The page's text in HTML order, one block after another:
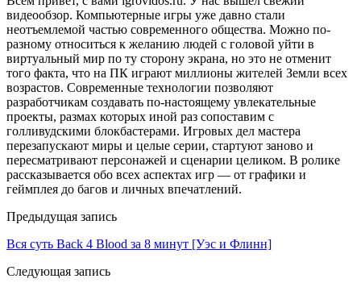
видеообзор. Компьютерные игры уже давно стали
неотъемлемой частью современного общества. Можно по-
разному относиться к желанию людей с головой уйти в
виртуальный мир по ту сторону экрана, но это не отменит
того факта, что на ПК играют миллионы жителей Земли всех
возрастов. Современные технологии позволяют
разработчикам создавать по-настоящему увлекательные
проекты, размах которых иной раз сопоставим с
голливудскими блокбастерами. Игровых дел мастера
перезапускают миры и целые серии, стартуют заново и
пересматривают персонажей и сценарии целиком. В ролике
рассказывается обо всех аспектах игр — от графики и
геймплея до багов и личных впечатлений.
Предыдущая запись
Вся суть Back 4 Blood за 8 минут [Уэс и Флинн]
Следующая запись